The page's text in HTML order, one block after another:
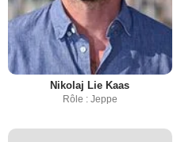
Nikolaj Lie Kaas
Rôle : Jeppe